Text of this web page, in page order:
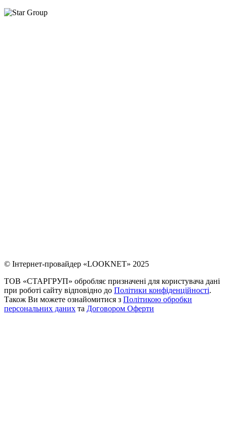
© Інтернет-провайдер «LOOKNET» 2025
ТОВ «СТАРГРУП» обробляє призначені для користувача дані
при роботі сайту відповідно до Політики конфіденційності.
Також Ви можете ознайомитися з Політикою обробки
персональних даних та Договором Оферти